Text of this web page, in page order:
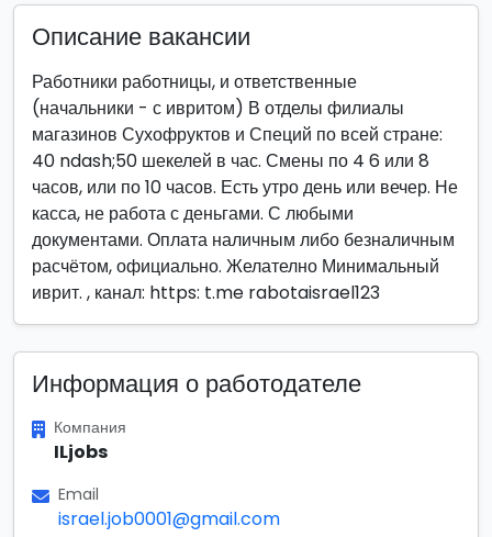
Описание вакансии
Работники работницы, и ответственные
(начальники - с ивритом) В отделы филиалы
магазинов Сухофруктов и Специй по всей стране:
40 ndash;50 шекелей в час. Смены по 4 6 или 8
часов, или по 10 часов. Есть утро день или вечер. Не
касса, не работа с деньгами. С любыми
документами. Оплата наличным либо безналичным
расчётом, официально. Желателно Минимальный
иврит. , канал: https: t.me rabotaisrael123
Информация о работодателе
Компания
ILjobs
Email
israel.job0001@gmail.com